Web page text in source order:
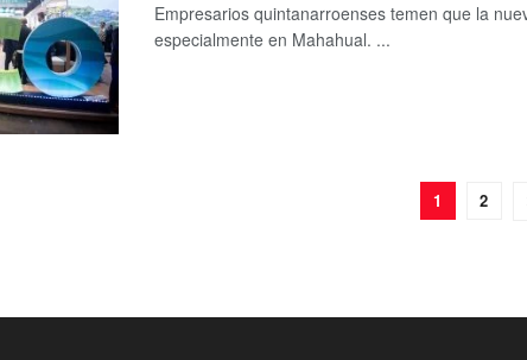
Empresarios quintanarroenses temen que la
especialmente en Mahahual. ...
1 2